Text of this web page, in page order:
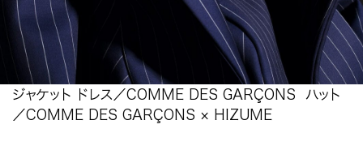
ジャケット ドレス／COMME DES GARÇONS ハット
／COMME DES GARÇONS × HIZUME